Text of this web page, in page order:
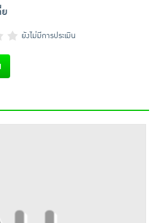
ยังไม่มีการประเมิน